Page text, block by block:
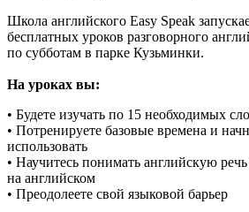
Школа английского Easy Speak
бесплатных уроков разговорного
по субботам в парке Кузьминки.
На уроках вы:
• Будете изучать по 15 необходимых
• Потренируете базовые времена и
использовать
• Научитесь понимать английскую
на английском
• Преодолеете свой языковой барьер